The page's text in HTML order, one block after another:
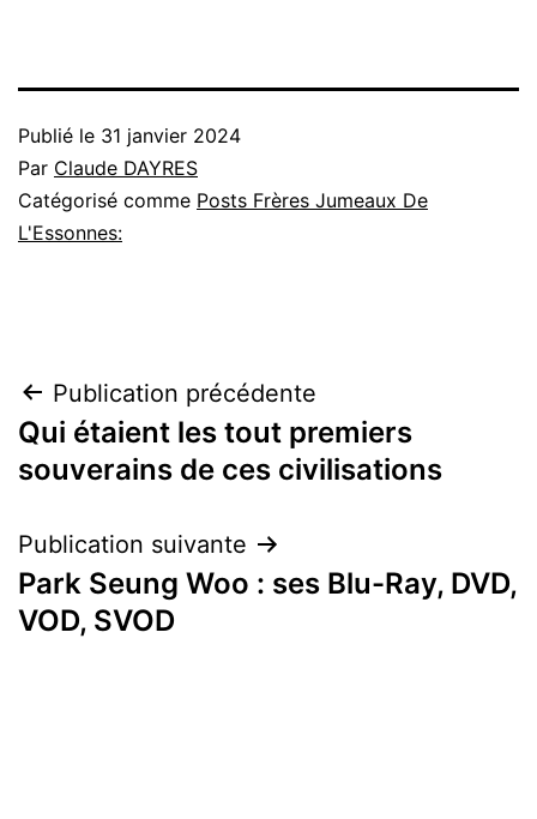
Publié le 31 janvier 2024
Par Claude DAYRES
Catégorisé comme Posts Frères Jumeaux De
L'Essonnes:
Navigation
de
Publication précédente
Qui étaient les tout premiers
souverains de ces civilisations
Publication suivante
Park Seung Woo : ses Blu-Ray, DVD,
VOD, SVOD